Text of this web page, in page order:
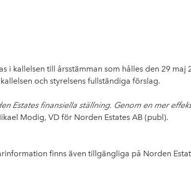
i kallelsen till årsstämman som hålles den 29
och styrelsens fullständiga förslag.
Estates finansiella ställning. Genom en mer
Modig, VD för Norden Estates AB (publ).
finns även tillgängliga på Norden